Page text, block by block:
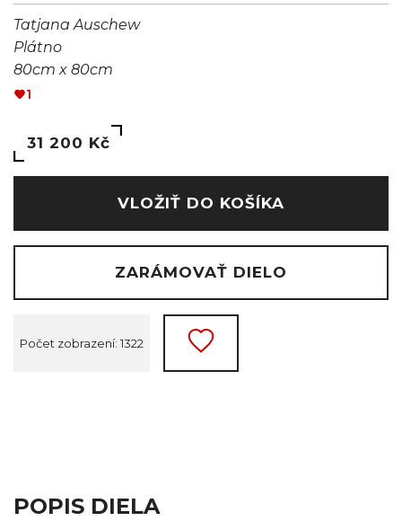
Tatjana Auschew
Plátno
80cm x 80cm
1
31 200 Kč
VLOŽIŤ DO KOŠÍKA
ZARÁMOVAŤ DIELO
Počet zobrazení: 1322
POPIS DIELA